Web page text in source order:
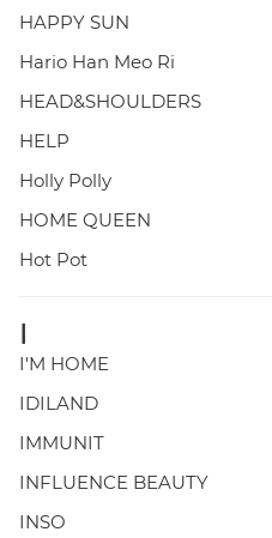
HAPPY SUN
Hario Han Meo Ri
HEAD&SHOULDERS
HELP
Holly Polly
HOME QUEEN
Hot Pot
I
I'M HOME
IDILAND
IMMUNIT
INFLUENCE BEAUTY
INSO